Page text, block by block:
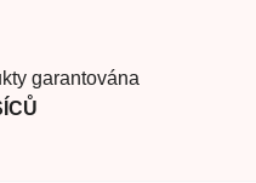
garantována